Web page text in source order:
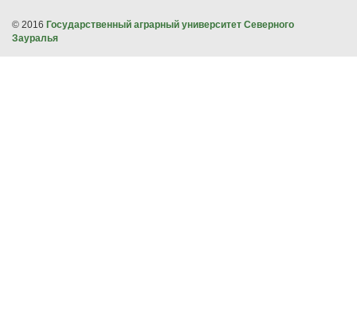
© 2016 Государственный аграрный университет Северного
Зауралья